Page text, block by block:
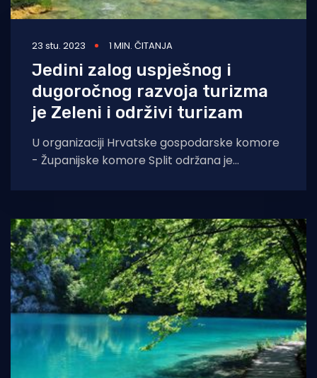
23 stu. 2023 1 MIN. ČITANJA
Jedini zalog uspješnog i
dugoročnog razvoja turizma
je Zeleni i održivi turizam
U organizaciji Hrvatske gospodarske komore
- Županijske komore Split održana je
učincima na ostale aspekte